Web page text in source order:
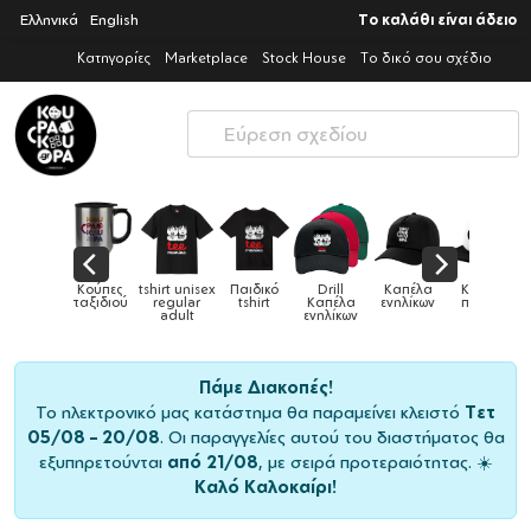
Ελληνικά English Το καλάθι είναι άδειο
Κατηγορίες Marketplace Stock House Το δικό σου σχέδιο
Κούπες
ταξιδιού
tshirt unisex
regular
adult
Παιδικό
tshirt
Drill
Καπέλα
ενηλίκων
Καπέλα
ενηλίκων
Καπέλα
παιδικά
Πάμε Διακοπές!
Το ηλεκτρονικό μας κατάστημα θα παραμείνει κλειστό Τετ
05/08 – 20/08. Οι παραγγελίες αυτού του διαστήματος θα
εξυπηρετούνται από 21/08, με σειρά προτεραιότητας. ☀️
Καλό Καλοκαίρι!